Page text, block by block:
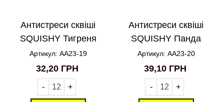
Антистреси сквіші
SQUISHY Тигреня
AA23-19
Артикул: AA23-19
32,20 ГРН
- +
Антистреси сквіші
SQUISHY Панда
AA23-20
Артикул: AA23-20
39,10 ГРН
- +